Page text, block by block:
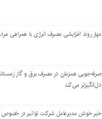
مهار روند افزایشی مصرف انرژی با همراهی
صرفه‌جویی همزمان در مصرف برق و گاز
دل‌انگیزتر می‌کند
خبر خوش مدیرعامل شرکت توانیر در خصوص